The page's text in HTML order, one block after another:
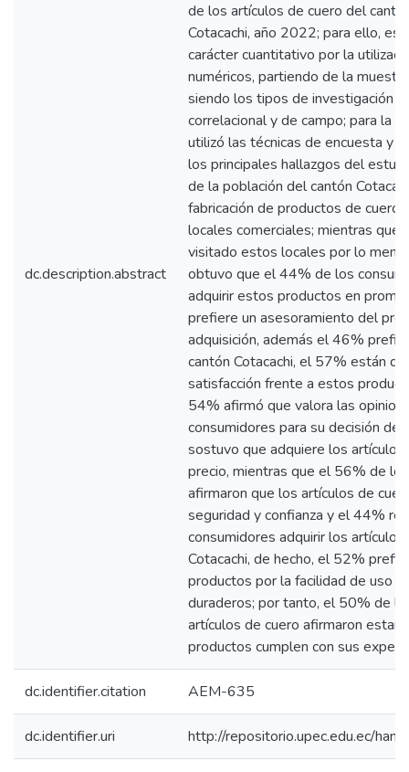
dc.description.abstract
de los artículos de cuero del
Cotacachi, año 2022; para ello,
carácter cuantitativo por la
numéricos, partiendo de la
siendo los tipos de investigación
correlacional y de campo; para la
utilizó las técnicas de encuesta y
los principales hallazgos del
de la población del cantón
fabricación de productos de cuero
locales comerciales; mientras que
visitado estos locales por lo
obtuvo que el 44% de los
adquirir estos productos en
prefiere un asesoramiento del
adquisición, además el 46%
cantón Cotacachi, el 57% están
satisfacción frente a estos
54% afirmó que valora las
consumidores para su decisión de
sostuvo que adquiere los artículos
precio, mientras que el 56% de
afirmaron que los artículos de
seguridad y confianza y el 44%
consumidores adquirir los
Cotacachi, de hecho, el 52%
productos por la facilidad de uso y
duraderos; por tanto, el 50% de
artículos de cuero afirmaron estar
productos cumplen con sus
dc.identifier.citation AEM-635
dc.identifier.uri http://repositorio.upec.edu.ec/